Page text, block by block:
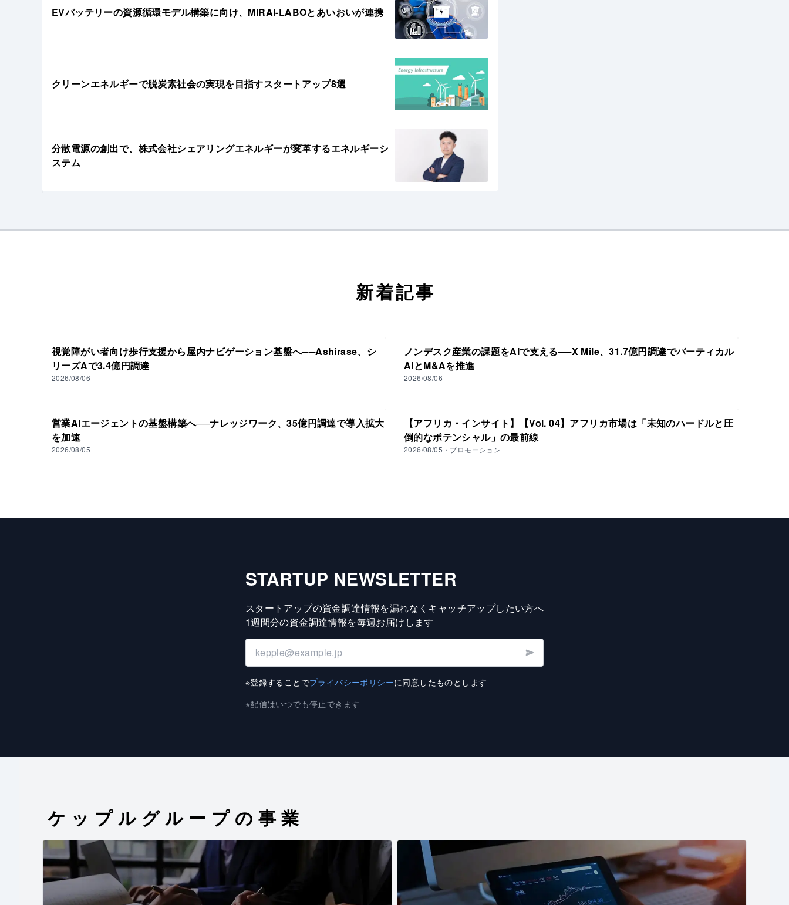
EVバッテリーの資源循環モデル構築に向け、MIRAI-LABOとあいおいが連携
クリーンエネルギーで脱炭素社会の実現を目指すスタートアップ8選
分散電源の創出で、株式会社シェアリングエネルギーが変革するエネルギーシ
ステム
新着記事
視覚障がい者向け歩行支援から屋内ナビゲーション基盤へ──Ashirase、シ
リーズAで3.4億円調達
2026/08/06
ノンデスク産業の課題をAIで支える──X Mile、31.7億円調達でバーティカル
AIとM&Aを推進
2026/08/06
営業AIエージェントの基盤構築へ──ナレッジワーク、35億円調達で導入拡大
を加速
2026/08/05
【アフリカ・インサイト】【Vol. 04】アフリカ市場は「未知のハードルと圧
倒的なポテンシャル」の最前線
2026/08/05 ・ プロモーション
STARTUP NEWSLETTER
スタートアップの資金調達情報を漏れなくキャッチアップしたい方へ
1週間分の資金調達情報を毎週お届けします
※登録することでプライバシーポリシーに同意したものとします
※配信はいつでも停止できます
ケップルグループの事業